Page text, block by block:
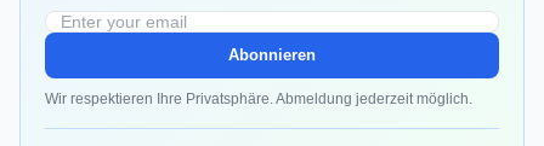
Abonnieren
Wir respektieren Ihre Privatsphäre. Abmeldung jederzeit möglich.